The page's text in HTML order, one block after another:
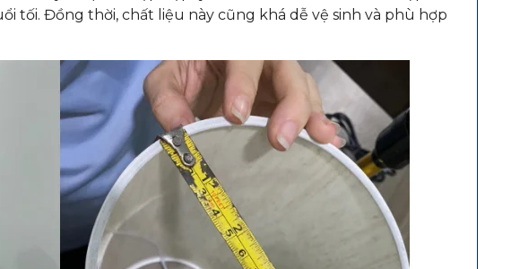
tối. Đồng thời, chất liệu này cũng khá dễ vệ sinh và phù hợp